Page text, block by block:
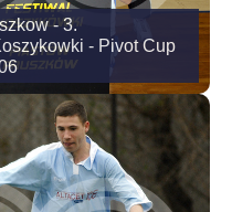
- 3.
- Pivot Cup